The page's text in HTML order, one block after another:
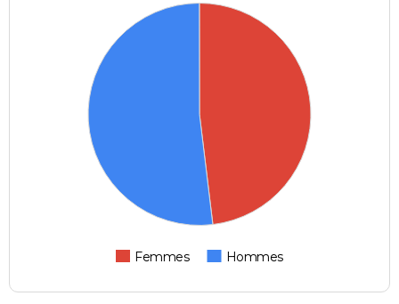
Femmes Hommes